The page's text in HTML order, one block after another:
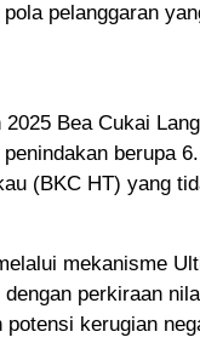
pelanggaran
Bea Cukai
berupa
(BKC HT) yang
mekanisme
perkiraan
kerugian